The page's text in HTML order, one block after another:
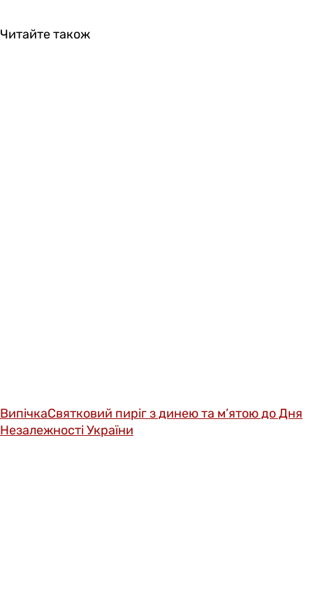
Читайте також
ВипічкаСвятковий пиріг з динею та м’ятою до Дня
Незалежності України